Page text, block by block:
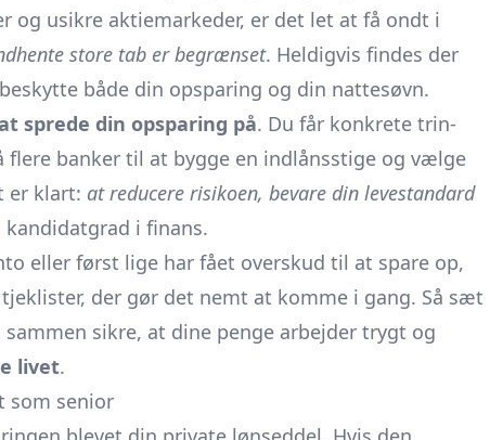
og usikre aktiemarkeder, er det let at få ondt i
store tab er begrænset. Heldigvis findes der
både din opsparing og din nattesøvn.
sprede din opsparing på. Du får konkrete trin-
banker til at bygge en indlånsstige og vælge
er klart: at reducere risikoen, bevare din levestandard
i finans.
eller først lige har fået overskud til at spare op,
der gør det nemt at komme i gang. Så sæt
sikre, at dine penge arbejder trygt og
livet.
som senior